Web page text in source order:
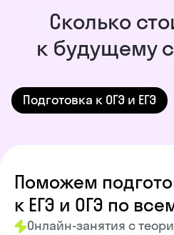
Сколько
к будущему
Подготовка к ОГЭ и ЕГЭ
Поможем
к ЕГЭ и ОГЭ по
Онлайн-занятия с